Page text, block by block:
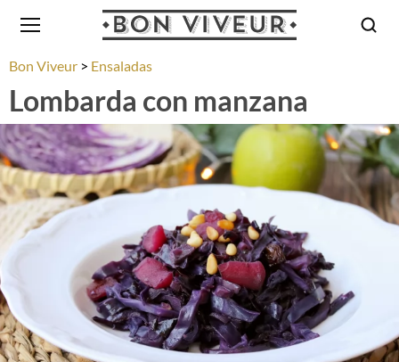
Bon Viveur Ensaladas
Lombarda con manzana